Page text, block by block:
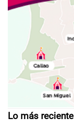
Lo más reciente